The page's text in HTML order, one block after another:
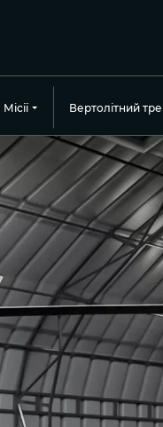
Місії Вертолітний